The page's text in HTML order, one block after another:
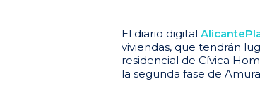
El diario digital
viviendas, que tendrán
residencial de Cívica
la segunda fase de